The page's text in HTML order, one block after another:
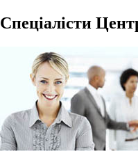
Спеціалісти